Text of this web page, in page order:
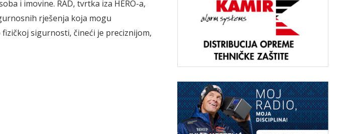
i imovine. RAD, tvrtka iza HERO-a,
rješenja koja mogu
sigurnosti, čineći je preciznijom,